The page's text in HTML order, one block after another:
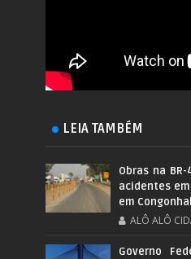
LEIA TAMBÉM
Obras na
acidentes em
em
ALÔ ALÔ
Governo